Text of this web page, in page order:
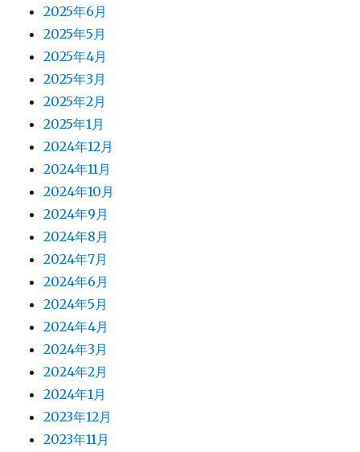
2025年6月
2025年5月
2025年4月
2025年3月
2025年2月
2025年1月
2024年12月
2024年11月
2024年10月
2024年9月
2024年8月
2024年7月
2024年6月
2024年5月
2024年4月
2024年3月
2024年2月
2024年1月
2023年12月
2023年11月